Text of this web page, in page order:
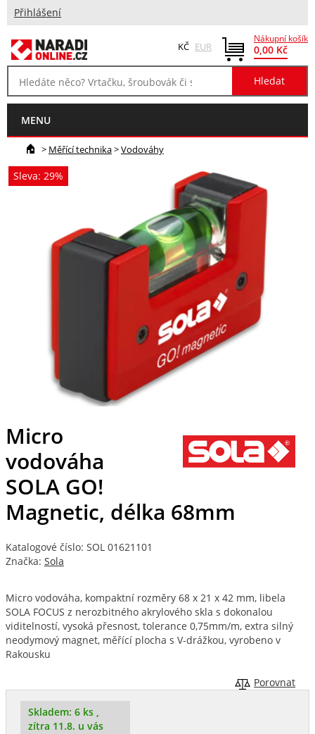
Přihlášení
Nákupní košík
0,00 Kč
KČ EUR
MENU
> Měřící technika>Vodováhy
Sleva: 29%
Micro
vodováha
SOLA GO!
Magnetic, délka 68mm
Katalogové číslo: SOL 01621101
Značka: Sola
Micro vodováha, kompaktní rozměry 68 x 21 x 42 mm, libela
SOLA FOCUS z nerozbitného akrylového skla s dokonalou
viditelností, vysoká přesnost, tolerance 0,75mm/m, extra silný
neodymový magnet, měřící plocha s V-drážkou, vyrobeno v
Rakousku
Porovnat
Skladem: 6 ks ,
zítra 11.8. u vás